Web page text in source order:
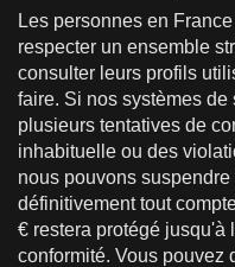
Les personnes en
respecter un ensemble
consulter leurs profils
faire. Si nos systèmes
plusieurs tentatives de
inhabituelle ou des
nous pouvons
définitivement tout
€ restera protégé jusqu'à
conformité. Vous pouvez